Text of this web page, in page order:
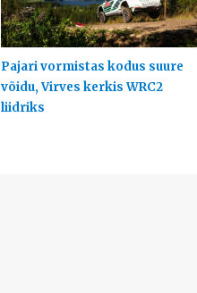
Pajari vormistas kodus suure
võidu, Virves kerkis WRC2
liidriks